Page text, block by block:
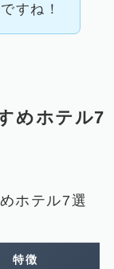
すね！
めホテル7
特徴